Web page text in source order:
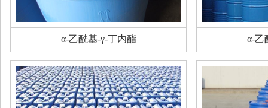
α-乙酰基-γ-丁内酯 α-乙